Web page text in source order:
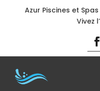
Azur Piscines et
Vivez